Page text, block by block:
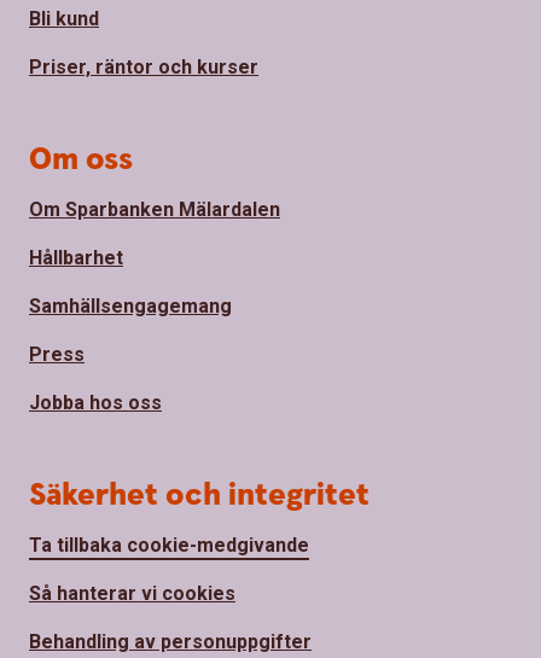
Bli kund
Priser, räntor och kurser
Om oss
Om Sparbanken Mälardalen
Hållbarhet
Samhällsengagemang
Press
Jobba hos oss
Säkerhet och integritet
Ta tillbaka cookie-medgivande
Så hanterar vi cookies
Behandling av personuppgifter